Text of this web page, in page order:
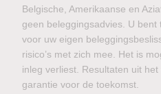
Belgische, Amerikaanse en
geen beleggingsadvies. U
voor uw eigen
risico’s met zich mee. Het is
inleg verliest. Resultaten uit
garantie voor de toekomst.